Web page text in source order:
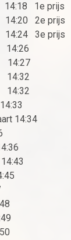
1e prijs
2e prijs
3e prijs
14:26
14:32
14:34